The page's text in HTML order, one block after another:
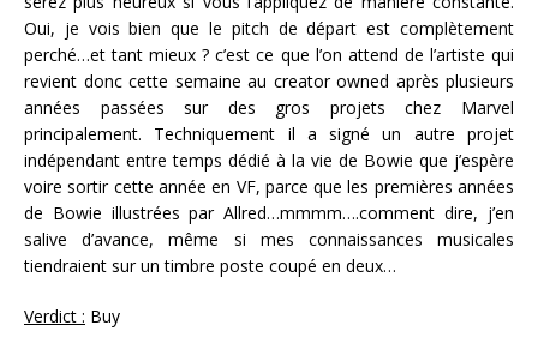
Oui, je vois bien que le pitch de départ est complètement
perché…et tant mieux ? c’est ce que l’on attend de l’artiste qui
revient donc cette semaine au creator owned après plusieurs
années passées sur des gros projets chez Marvel
principalement. Techniquement il a signé un autre projet
indépendant entre temps dédié à la vie de Bowie que j’espère
voire sortir cette année en VF, parce que les premières années
de Bowie illustrées par Allred…mmmm….comment dire, j’en
salive d’avance, même si mes connaissances musicales
tiendraient sur un timbre poste coupé en deux…
Verdict : Buy